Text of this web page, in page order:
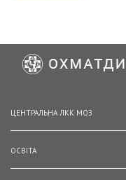
ЦЕНТРАЛЬНА ЛКК МОЗ
ОСВІТА